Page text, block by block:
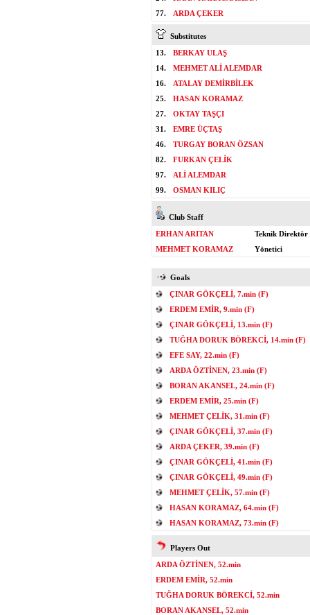
77.
ARDA ÇEKER
Substitutes
13.
BERKAY ULAŞ
14.
MEHMET ALİ ALEMDAR
16.
ATALAY DEMİRBİLEK
25.
HASAN KORAMAZ
27.
OKTAY TAŞÇI
31.
EMRE ÜÇTAŞ
46.
TURGAY BORAN ÖZSAN
82.
FURKAN ÇELİK
97.
ALİ ALEMDAR
99.
OSMAN KILIÇ
Club Staff
ERHAN ARITAN
Teknik Direktör
MEHMET KORAMAZ
Yönetici
Goals
ÇINAR GÖKÇELİ, 7.min (F)
ERDEM EMİR, 9.min (F)
ÇINAR GÖKÇELİ, 13.min (F)
TUĞHA DORUK BÖREKCİ, 14.min (F)
EFE SAY, 22.min (F)
ARDA ÖZTİNEN, 23.min (F)
BORAN AKANSEL, 24.min (F)
ERDEM EMİR, 25.min (F)
MEHMET ÇELİK, 31.min (F)
ÇINAR GÖKÇELİ, 37.min (F)
ARDA ÇEKER, 39.min (F)
ÇINAR GÖKÇELİ, 41.min (F)
ÇINAR GÖKÇELİ, 49.min (F)
MEHMET ÇELİK, 57.min (F)
HASAN KORAMAZ, 64.min (F)
HASAN KORAMAZ, 73.min (F)
Players Out
ARDA ÖZTİNEN, 52.min
ERDEM EMİR, 52.min
TUĞHA DORUK BÖREKCİ, 52.min
BORAN AKANSEL, 52.min